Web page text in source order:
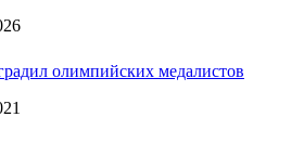
олимпийских медалистов